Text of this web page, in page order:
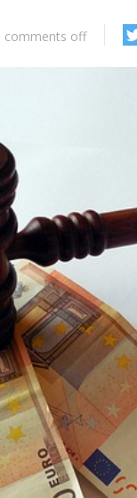
comments off